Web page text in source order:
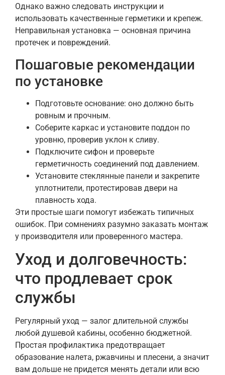
Однако важно следовать инструкции и
использовать качественные герметики и крепеж.
Неправильная установка — основная причина
протечек и повреждений.
Пошаговые рекомендации
по установке
Подготовьте основание: оно должно быть
ровным и прочным.
Соберите каркас и установите поддон по
уровню, проверив уклон к сливу.
Подключите сифон и проверьте
герметичность соединений под давлением.
Установите стеклянные панели и закрепите
уплотнители, протестировав двери на
плавность хода.
Эти простые шаги помогут избежать типичных
ошибок. При сомнениях разумно заказать монтаж
у производителя или проверенного мастера.
Уход и долговечность:
что продлевает срок
службы
Регулярный уход — залог длительной службы
любой душевой кабины, особенно бюджетной.
Простая профилактика предотвращает
образование налета, ржавчины и плесени, а значит
вам дольше не придется менять детали или всю